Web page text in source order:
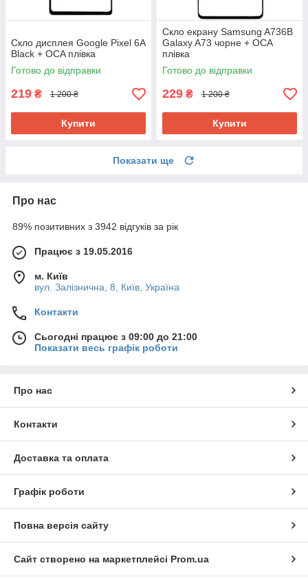
Скло дисплея Google Pixel 6A
Black + OCA плівка
Готово до відправки
219 ₴ 1 200 ₴
Купити
Скло екрану Samsung A736B
Galaxy A73 чорне + ОСА
плівка
Готово до відправки
229 ₴ 1 200 ₴
Купити
Показати ще
Про нас
89% позитивних з 3942 відгуків за рік
Працює з 19.05.2016
м. Київ
вул. Залізнична, 8, Київ, Україна
Контакти
Сьогодні працює з 09:00 до 21:00
Показати весь графік роботи
Про нас
Контакти
Доставка та оплата
Графік роботи
Повна версія сайту
Сайт створено на маркетплейсі Prom.ua